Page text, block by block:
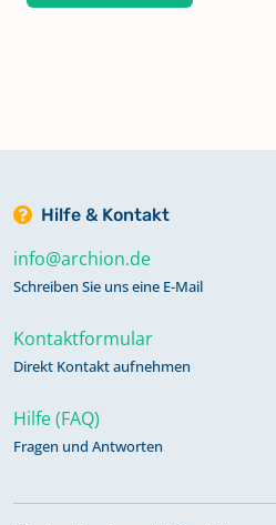
Hilfe & Kontakt
info@archion.de
Schreiben Sie uns eine E-Mail
Kontaktformular
Direkt Kontakt aufnehmen
Hilfe (FAQ)
Fragen und Antworten